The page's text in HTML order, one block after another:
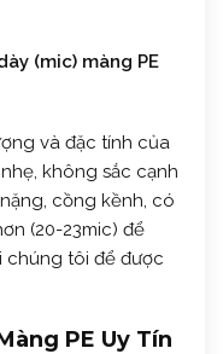
(mic) màng PE
và đặc tính của
không sắc cạnh
cồng kềnh, có
(20-23mic) để
chúng tôi để được
PE Uy Tín